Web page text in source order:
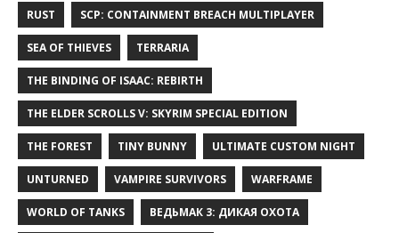
RUST SCP: CONTAINMENT BREACH MULTIPLAYER
SEA OF THIEVES TERRARIA
THE BINDING OF ISAAC: REBIRTH
THE ELDER SCROLLS V: SKYRIM SPECIAL EDITION
THE FOREST TINY BUNNY ULTIMATE CUSTOM NIGHT
UNTURNED VAMPIRE SURVIVORS WARFRAME
WORLD OF TANKS ВЕДЬМАК 3: ДИКАЯ ОХОТА